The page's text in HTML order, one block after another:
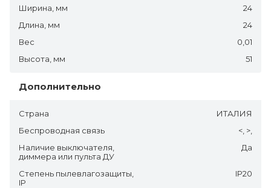
Ширина, мм
24
Длина, мм
24
Вес
0,01
Высота, мм
51
Дополнительно
Страна
ИТАЛИЯ
Беспроводная связь
<, >,
Наличие выключателя,
диммера или пульта ДУ
Да
Степень пылевлагозащиты,
IP
IP20